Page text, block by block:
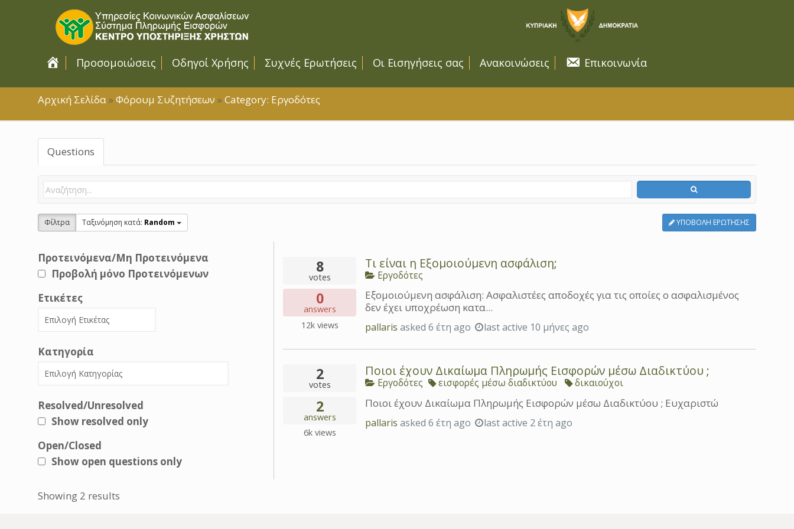
Αρχική Σελίδα
Προσομοιώσεις Οδηγοί Χρήσης Συχνές Ερωτήσεις Οι Εισηγήσεις σας Ανακοινώσεις Επικοινωνία
Αρχική Σελίδα»Φόρουμ Συζητήσεων »Category: Εργοδότες
Questions
Φίλτρα Tαξινόμηση κατά: Random ΥΠΟΒΟΛΗ ΕΡΩΤΗΣΗΣ
Προτεινόμενα/Μη Προτεινόμενα
Προβολή μόνο Προτεινόμενων
Ετικέτες
Κατηγορία
Resolved/Unresolved
Show resolved only
Open/Closed
Show open questions only
8
votes
0
answers
12kviews
Τι είναι η Εξομοιούμενη ασφάλιση;
Εργοδότες
Εξομοιούμενη ασφάλιση: Ασφαλιστέες αποδοχές για τις οποίες ο ασφαλισμένος
δεν έχει υποχρέωση κατα...
pallaris asked 6 έτη ago last active 10 μήνες ago
2
votes
2
answers
6kviews
Ποιοι έχουν Δικαίωμα Πληρωμής Εισφορών μέσω Διαδικτύου ;
Εργοδότες εισφορές μέσω διαδικτύου δικαιούχοι
Ποιοι έχουν Δικαίωμα Πληρωμής Εισφορών μέσω Διαδικτύου ; Ευχαριστώ
pallaris asked 6 έτη ago last active 2 έτη ago
Showing 2 results